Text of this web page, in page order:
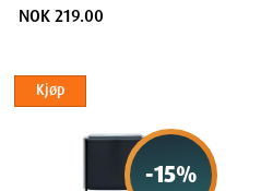
]- C.I. 45410, C.I. 77492, C.I.
NOK 219.00
Kjøp
-15%